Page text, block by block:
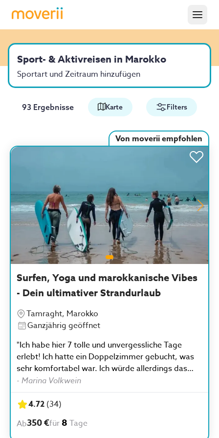
Sport- & Aktivreisen in Marokko
Sportart und Zeitraum hinzufügen
93 Ergebnisse Karte Filters
Von moverii empfohlen
Surfen, Yoga und marokkanische Vibes
- Dein ultimativer Strandurlaub
Tamraght, Marokko
Ganzjährig geöffnet
"Ich habe hier 7 tolle und unvergessliche Tage
erlebt! Ich hatte ein Doppelzimmer gebucht, was
sehr komfortabel war. Ich würde allerdings das
Mitbringen von Ohropax empfehlen, weil man
nachts den Muezzin oder einen benachbarten Hahn
hört. Das Essen wurde jeden Tag mit sehr viel
war sehr vielfältig und immer absolut lecker! Alle
- Marina Volkwein
4.72 (34)
Ab350 €für 8 Tage